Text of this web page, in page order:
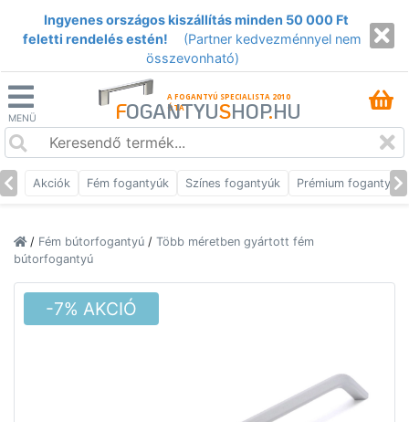
Ingyenes országos kiszállítás minden 50 000 Ft
feletti rendelés estén!
(Partner kedvezménnyel nem
összevonható)
MENÜ
A FOGANTYÚ SPECIALISTA 2010
ÓTA
FOGANTYUSHOP.HU
Akciók Fém fogantyúk Színes fogantyúk Prémium fogantyúk
/ Fém bútorfogantyú / Több méretben gyártott fém
bútorfogantyú
-7% AKCIÓ